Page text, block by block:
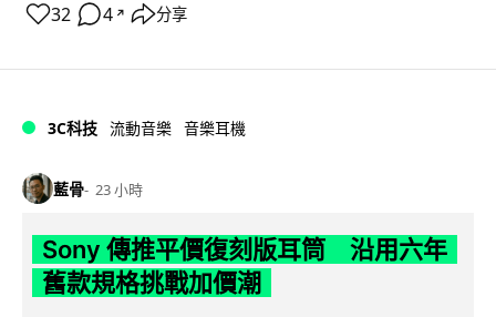
32 4 ↗ 分享
3C科技 流動音樂 音樂耳機
藍骨 23 小時
Sony 傳推平價復刻版耳筒 沿用六年
舊款規格挑戰加價潮